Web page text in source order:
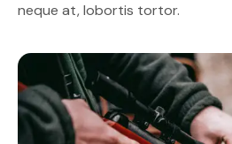
neque at, lobortis tortor.